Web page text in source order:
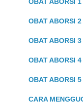
OBAT ABORSI
OBAT ABORSI
OBAT ABORSI
OBAT ABORSI
CARA